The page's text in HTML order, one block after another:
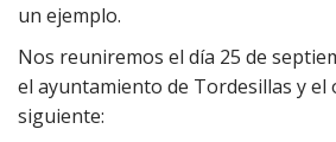
un ejemplo.
Nos reuniremos el día 25 de
el ayuntamiento de Tordesillas y el
siguiente: